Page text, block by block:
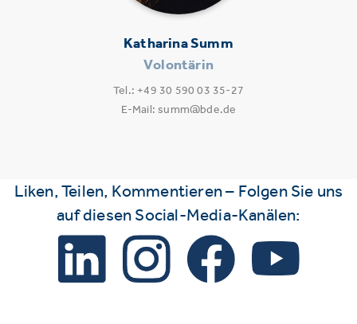
Katharina Summ
Volontärin
Tel.: +49 30 590 03 35-27
E-Mail: summ@bde.de
Liken, Teilen, Kommentieren – Folgen Sie uns
auf diesen Social-Media-Kanälen: